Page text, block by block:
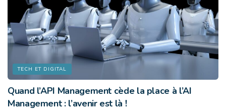
TECH ET DIGITAL
Quand l’API Management cède la place à l’AI
Management : l’avenir est là !